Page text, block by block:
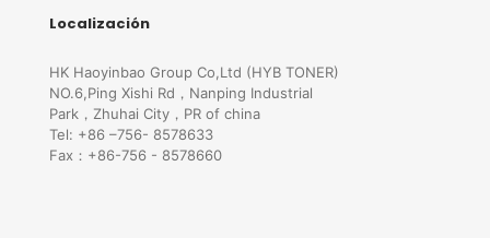
Localización
HK Haoyinbao Group Co,Ltd (HYB TONER)
NO.6,Ping Xishi Rd，Nanping Industrial
Park，Zhuhai City，PR of china
Tel: +86 –756- 8578633
Fax：+86-756 - 8578660